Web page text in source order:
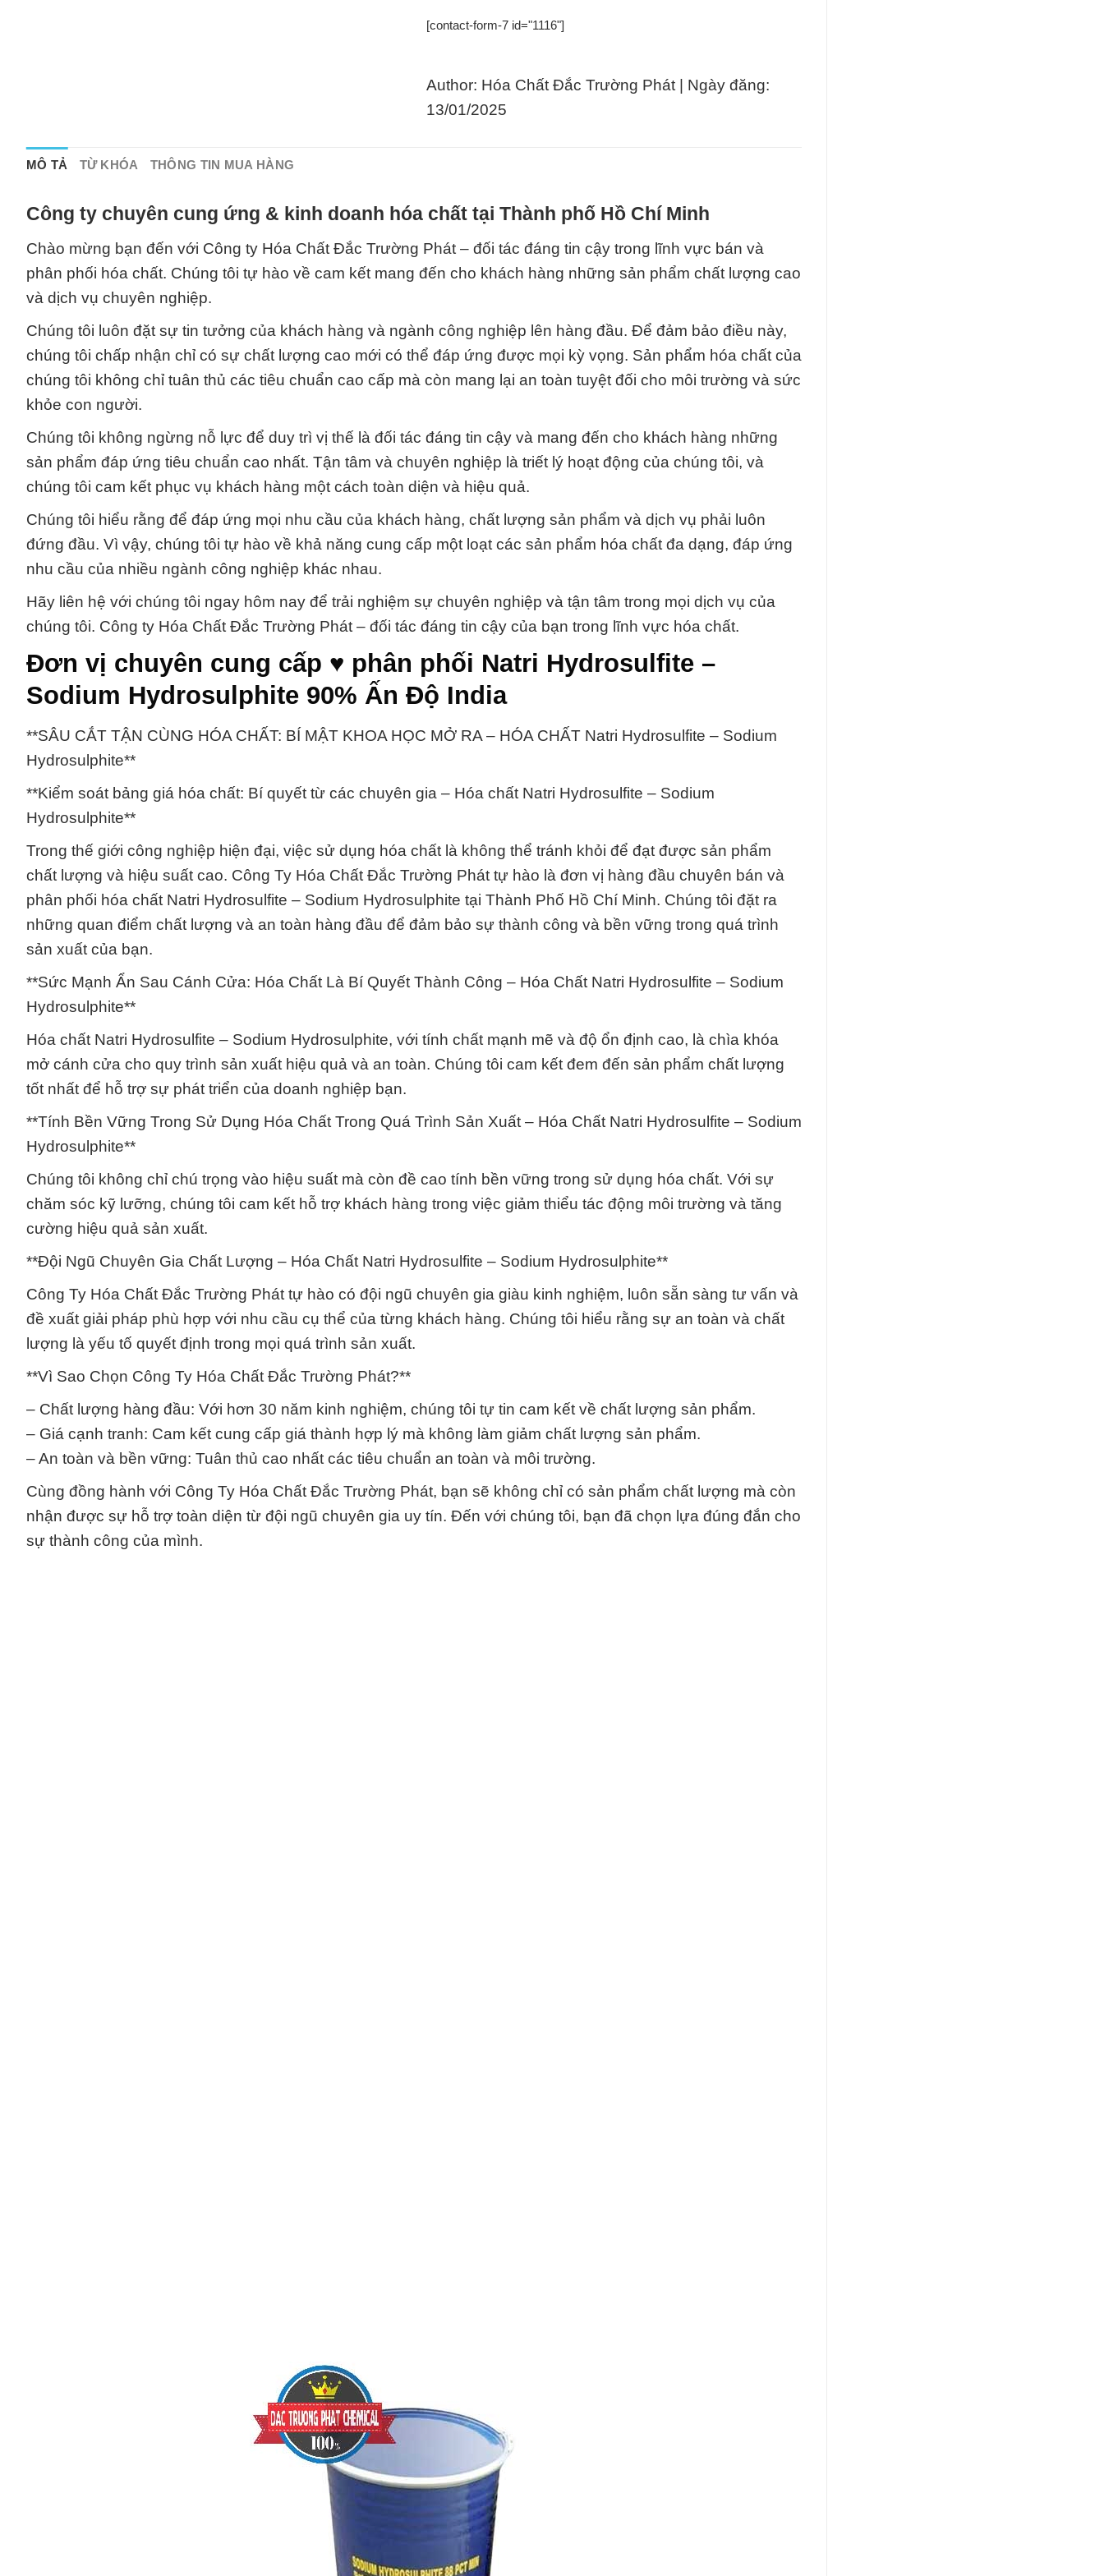
[contact-form-7 id="1116"]
Author: Hóa Chất Đắc Trường Phát | Ngày đăng:
13/01/2025
MÔ TẢ TỪ KHÓA THÔNG TIN MUA HÀNG
Công ty chuyên cung ứng & kinh doanh hóa chất tại Thành phố Hồ Chí Minh
Chào mừng bạn đến với Công ty Hóa Chất Đắc Trường Phát – đối tác đáng tin cậy trong lĩnh vực bán và
phân phối hóa chất. Chúng tôi tự hào về cam kết mang đến cho khách hàng những sản phẩm chất lượng cao
và dịch vụ chuyên nghiệp.
Chúng tôi luôn đặt sự tin tưởng của khách hàng và ngành công nghiệp lên hàng đầu. Để đảm bảo điều này,
chúng tôi chấp nhận chỉ có sự chất lượng cao mới có thể đáp ứng được mọi kỳ vọng. Sản phẩm hóa chất của
chúng tôi không chỉ tuân thủ các tiêu chuẩn cao cấp mà còn mang lại an toàn tuyệt đối cho môi trường và sức
khỏe con người.
Chúng tôi không ngừng nỗ lực để duy trì vị thế là đối tác đáng tin cậy và mang đến cho khách hàng những
sản phẩm đáp ứng tiêu chuẩn cao nhất. Tận tâm và chuyên nghiệp là triết lý hoạt động của chúng tôi, và
chúng tôi cam kết phục vụ khách hàng một cách toàn diện và hiệu quả.
Chúng tôi hiểu rằng để đáp ứng mọi nhu cầu của khách hàng, chất lượng sản phẩm và dịch vụ phải luôn
đứng đầu. Vì vậy, chúng tôi tự hào về khả năng cung cấp một loạt các sản phẩm hóa chất đa dạng, đáp ứng
nhu cầu của nhiều ngành công nghiệp khác nhau.
Hãy liên hệ với chúng tôi ngay hôm nay để trải nghiệm sự chuyên nghiệp và tận tâm trong mọi dịch vụ của
chúng tôi. Công ty Hóa Chất Đắc Trường Phát – đối tác đáng tin cậy của bạn trong lĩnh vực hóa chất.
Đơn vị chuyên cung cấp ♥ phân phối Natri Hydrosulfite –
Sodium Hydrosulphite 90% Ấn Độ India
**SÂU CẮT TẬN CÙNG HÓA CHẤT: BÍ MẬT KHOA HỌC MỞ RA – HÓA CHẤT Natri Hydrosulfite – Sodium
Hydrosulphite**
**Kiểm soát bảng giá hóa chất: Bí quyết từ các chuyên gia – Hóa chất Natri Hydrosulfite – Sodium
Hydrosulphite**
Trong thế giới công nghiệp hiện đại, việc sử dụng hóa chất là không thể tránh khỏi để đạt được sản phẩm
chất lượng và hiệu suất cao. Công Ty Hóa Chất Đắc Trường Phát tự hào là đơn vị hàng đầu chuyên bán và
phân phối hóa chất Natri Hydrosulfite – Sodium Hydrosulphite tại Thành Phố Hồ Chí Minh. Chúng tôi đặt ra
những quan điểm chất lượng và an toàn hàng đầu để đảm bảo sự thành công và bền vững trong quá trình
sản xuất của bạn.
**Sức Mạnh Ẩn Sau Cánh Cửa: Hóa Chất Là Bí Quyết Thành Công – Hóa Chất Natri Hydrosulfite – Sodium
Hydrosulphite**
Hóa chất Natri Hydrosulfite – Sodium Hydrosulphite, với tính chất mạnh mẽ và độ ổn định cao, là chìa khóa
mở cánh cửa cho quy trình sản xuất hiệu quả và an toàn. Chúng tôi cam kết đem đến sản phẩm chất lượng
tốt nhất để hỗ trợ sự phát triển của doanh nghiệp bạn.
**Tính Bền Vững Trong Sử Dụng Hóa Chất Trong Quá Trình Sản Xuất – Hóa Chất Natri Hydrosulfite – Sodium
Hydrosulphite**
Chúng tôi không chỉ chú trọng vào hiệu suất mà còn đề cao tính bền vững trong sử dụng hóa chất. Với sự
chăm sóc kỹ lưỡng, chúng tôi cam kết hỗ trợ khách hàng trong việc giảm thiểu tác động môi trường và tăng
cường hiệu quả sản xuất.
**Đội Ngũ Chuyên Gia Chất Lượng – Hóa Chất Natri Hydrosulfite – Sodium Hydrosulphite**
Công Ty Hóa Chất Đắc Trường Phát tự hào có đội ngũ chuyên gia giàu kinh nghiệm, luôn sẵn sàng tư vấn và
đề xuất giải pháp phù hợp với nhu cầu cụ thể của từng khách hàng. Chúng tôi hiểu rằng sự an toàn và chất
lượng là yếu tố quyết định trong mọi quá trình sản xuất.
**Vì Sao Chọn Công Ty Hóa Chất Đắc Trường Phát?**
– Chất lượng hàng đầu: Với hơn 30 năm kinh nghiệm, chúng tôi tự tin cam kết về chất lượng sản phẩm.
– Giá cạnh tranh: Cam kết cung cấp giá thành hợp lý mà không làm giảm chất lượng sản phẩm.
– An toàn và bền vững: Tuân thủ cao nhất các tiêu chuẩn an toàn và môi trường.
Cùng đồng hành với Công Ty Hóa Chất Đắc Trường Phát, bạn sẽ không chỉ có sản phẩm chất lượng mà còn
nhận được sự hỗ trợ toàn diện từ đội ngũ chuyên gia uy tín. Đến với chúng tôi, bạn đã chọn lựa đúng đắn cho
sự thành công của mình.